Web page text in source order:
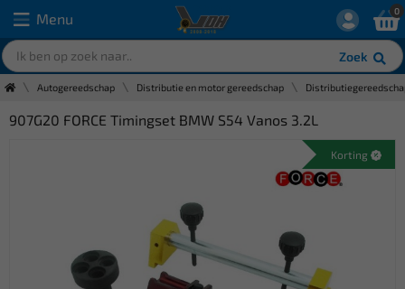
Menu
Zoek
0
Autogereedschap Distributie en motor gereedschap
907G20 FORCE Timingset BMW S54 Vanos 3.2L
Korting